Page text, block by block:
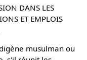
DANS LES
ET EMPLOIS
musulman ou